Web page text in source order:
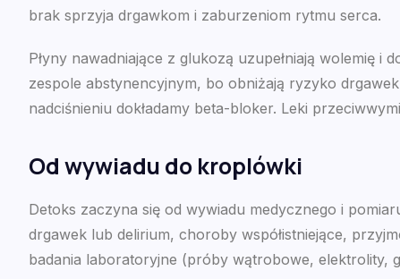
brak sprzyja drgawkom i zaburzeniom rytmu serca.
Płyny nawadniające z glukozą uzupełniają wolemię i
zespole abstynencyjnym, bo obniżają ryzyko
nadciśnieniu dokładamy beta-bloker. Leki
Od wywiadu do kroplówki
Detoks zaczyna się od wywiadu medycznego i
drgawek lub delirium, choroby współistniejące,
badania laboratoryjne (próby wątrobowe, elektrolity,